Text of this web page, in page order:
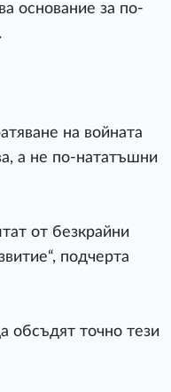
основание за по-
на войната
а не по-нататъшни
от безкрайни
подчерта
обсъдят точно тези